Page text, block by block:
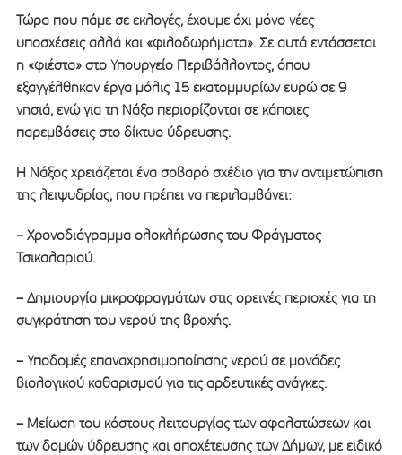
Τώρα που πάμε σε εκλογές, έχουμε όχι μόνο νέες
υποσχέσεις αλλά και «φιλοδωρήματα». Σε αυτά εντάσσεται
η «φιέστα» στο Υπουργείο Περιβάλλοντος, όπου
εξαγγέλθηκαν έργα μόλις 15 εκατομμυρίων ευρώ σε 9
νησιά, ενώ για τη Νάξο περιορίζονται σε κάποιες
παρεμβάσεις στο δίκτυο ύδρευσης.
Η Νάξος χρειάζεται ένα σοβαρό σχέδιο για την αντιμετώπιση
της λειψυδρίας, που πρέπει να περιλαμβάνει:
– Χρονοδιάγραμμα ολοκλήρωσης του Φράγματος
Τσικαλαριού.
– Δημιουργία μικροφραγμάτων στις ορεινές περιοχές για τη
συγκράτηση του νερού της βροχής.
– Υποδομές επαναχρησιμοποίησης νερού σε μονάδες
βιολογικού καθαρισμού για τις αρδευτικές ανάγκες.
– Μείωση του κόστους λειτουργίας των αφαλατώσεων και
των δομών ύδρευσης και αποχέτευσης των Δήμων, με ειδικό